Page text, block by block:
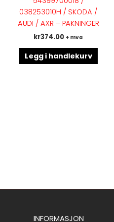
038253010H / SKODA /
AUDI / AXR – PAKNINGER
kr374.00 + mva
Legg i handlekurv
INFORMASJON